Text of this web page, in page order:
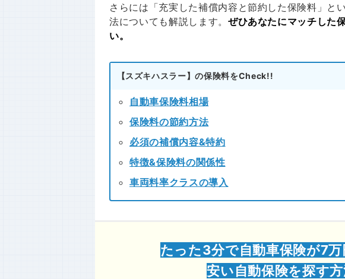
さらには「充実した補償内容と節約した保険料」と
法についても解説します。 ぜひあなたにマッチした
い。
【スズキハスラー】の保険料をCheck!!
自動車保険料相場
保険料の節約方法
必須の補償内容&特約
特徴&保険料の関係性
車両料率クラスの導入
たった3分で自動車保険が7
安い自動保険を探す